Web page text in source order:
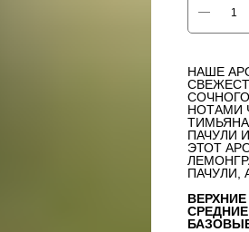
НАШЕ
НОТАМИ
ПАЧУЛИ
ЭТОТ
ПАЧУЛИ,